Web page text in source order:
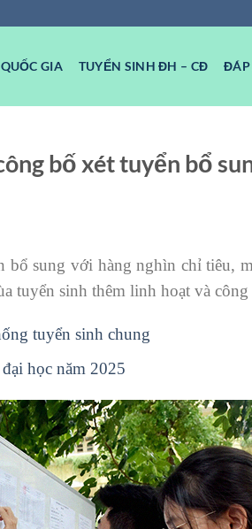
GIA TUYỂN SINH ĐH – CĐ ĐÁP
bố xét tuyển bổ
bổ sung với hàng nghìn chỉ tiêu,
tuyển sinh thêm linh hoạt và công
tuyển sinh chung
học năm 2025